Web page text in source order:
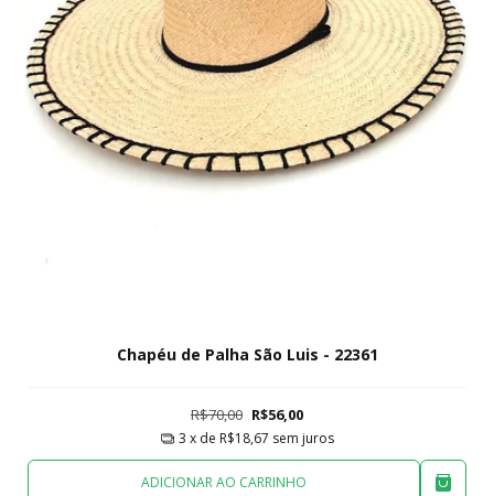
Chapéu de Palha São Luis - 22361
R$70,00 R$56,00
3 x de R$18,67 sem juros
ADICIONAR AO CARRINHO